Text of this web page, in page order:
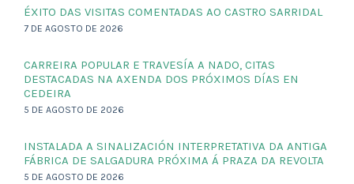
ÉXITO DAS VISITAS COMENTADAS AO CASTRO SARRIDAL
7 DE AGOSTO DE 2026
CARREIRA POPULAR E TRAVESÍA A NADO, CITAS
DESTACADAS NA AXENDA DOS PRÓXIMOS DÍAS EN
CEDEIRA
5 DE AGOSTO DE 2026
INSTALADA A SINALIZACIÓN INTERPRETATIVA DA ANTIGA
FÁBRICA DE SALGADURA PRÓXIMA Á PRAZA DA REVOLTA
5 DE AGOSTO DE 2026